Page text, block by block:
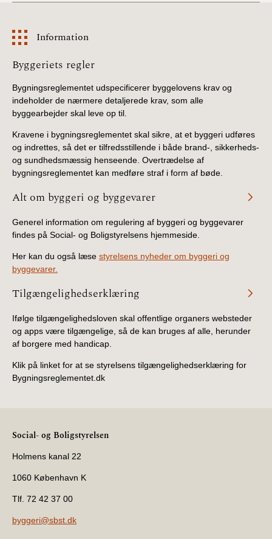
Information
Information
Byggeriets regler
Bygningsreglementet udspecificerer byggelovens krav og
indeholder de nærmere detaljerede krav, som alle
byggearbejder skal leve op til.
Kravene i bygningsreglementet skal sikre, at et byggeri udføres
og indrettes, så det er tilfredsstillende i både brand-, sikkerheds-
og sundhedsmæssig henseende. Overtrædelse af
bygningsreglementet kan medføre straf i form af bøde.
Alt om byggeri og byggevarer
Generel information om regulering af byggeri og byggevarer
findes på Social- og Boligstyrelsens hjemmeside.
Her kan du også læse styrelsens nyheder om byggeri og
byggevarer.
Tilgængelighedserklæring
Ifølge tilgængelighedsloven skal offentlige organers websteder
og apps være tilgængelige, så de kan bruges af alle, herunder
af borgere med handicap.
Klik på linket for at se styrelsens tilgængelighedserklæring for
Bygningsreglementet.dk
Social- og Boligstyrelsen
Holmens kanal 22
1060 København K
Tlf. 72 42 37 00
byggeri@sbst.dk